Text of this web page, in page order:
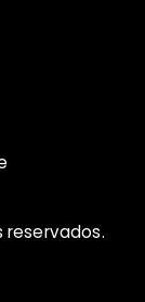
reservados.